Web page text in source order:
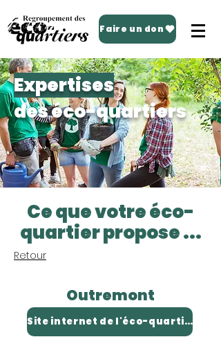
Faire un don
Expertises
des éco-quartiers
Ce que votre éco-
quartier propose ...
Retour
Outremont
Site internet de l'éco-quartier